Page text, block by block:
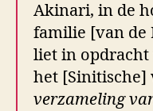
Akinari, in de
familie [van de
liet in opdracht
het
verzameling